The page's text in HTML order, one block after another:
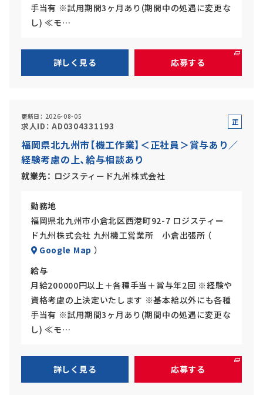
手当有 ※試用期間3ヶ月あり(期間中の処遇に変更な
し) ≪モ…
詳しく見る 応募する
更新日 2026-08-05
求人ID AD0304331193
正
員
福岡県北九州市【機工作業】＜正社員＞賞与あり／
経験考慮の上、給与相談あり
就業先 ロジスティード九州株式会社
勤務地
福岡県北九州市小倉北区西港町92-7 ロジスティー
ド九州株式会社 九州機工営業所 小倉出張所 （
Google Map ）
給与
月給200000円以上＋各種手当＋賞与年2回 ※経験や
資格考慮の上決定いたします ※基本給以外にも各種
手当有 ※試用期間3ヶ月あり(期間中の処遇に変更な
し) ≪モ…
詳しく見る 応募する